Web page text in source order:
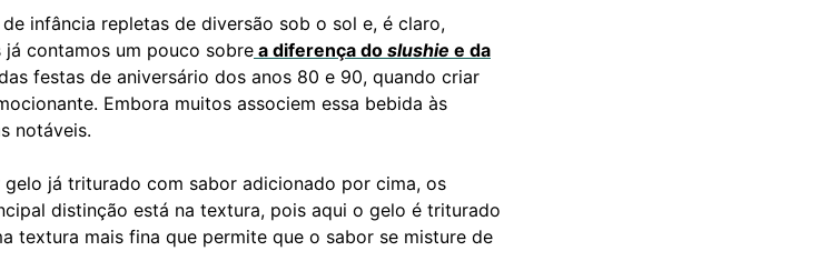
infância repletas de diversão sob o sol e, é claro,
contamos um pouco sobre a diferença do slushie e da
festas de aniversário dos anos 80 e 90, quando criar
Embora muitos associem essa bebida às
notáveis.
gelo já triturado com sabor adicionado por cima, os
distinção está na textura, pois aqui o gelo é triturado
textura mais fina que permite que o sabor se misture de